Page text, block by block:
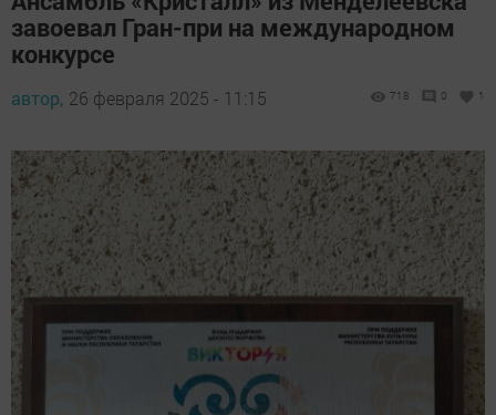
завоевал Гран-при на международном
конкурсе
автор, 26 февраля 2025 - 11:15 718 0 1